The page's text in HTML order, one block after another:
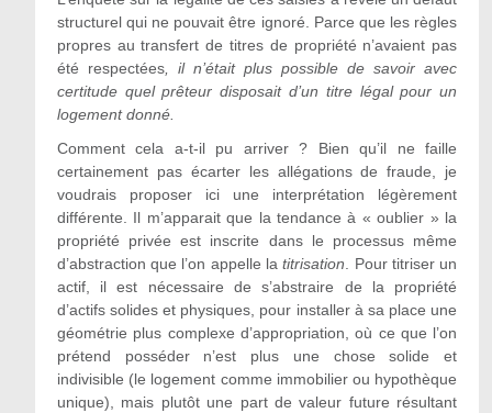
structurel qui ne pouvait être ignoré. Parce que les règles
propres au transfert de titres de propriété n’avaient pas
été respectées, il n’était plus possible de savoir avec
certitude quel prêteur disposait d’un titre légal pour un
logement donné.
Comment cela a-t-il pu arriver ? Bien qu’il ne faille
certainement pas écarter les allégations de fraude, je
voudrais proposer ici une interprétation légèrement
différente. Il m’apparait que la tendance à « oublier » la
propriété privée est inscrite dans le processus même
d’abstraction que l’on appelle latitrisation . Pour titriser un
actif, il est nécessaire de s’abstraire de la propriété
d’actifs solides et physiques, pour installer à sa place une
géométrie plus complexe d’appropriation, où ce que l’on
prétend posséder n’est plus une chose solide et
indivisible (le logement comme immobilier ou hypothèque
unique), mais plutôt une part de valeur future résultant